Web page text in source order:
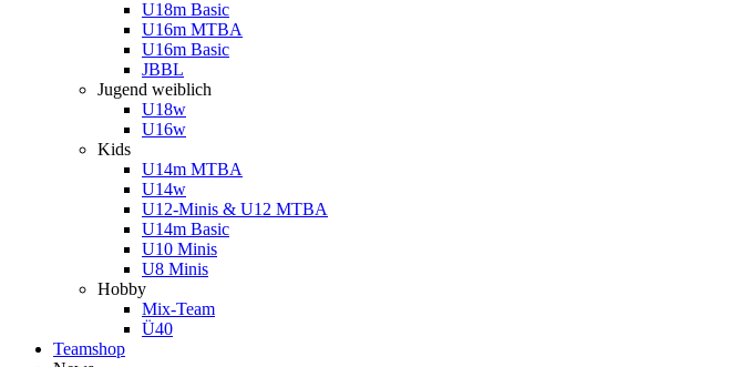
U18m Basic
U16m MTBA
U16m Basic
JBBL
Jugend weiblich
U18w
U16w
Kids
U14m MTBA
U14w
U12-Minis & U12 MTBA
U14m Basic
U10 Minis
U8 Minis
Hobby
Mix-Team
Ü40
Teamshop